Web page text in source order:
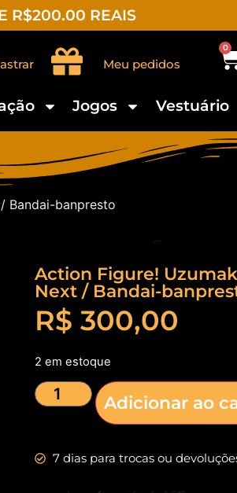
R$200.00 REAIS
Meu pedidos
0
Jogos Vestuário
Bandai-banpresto
Action Figure!
Next / Bandai-
R$ 300,00
2 em estoque
Adicionar ao
7 dias para trocas ou